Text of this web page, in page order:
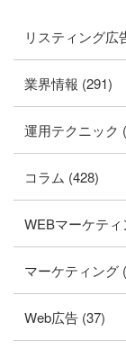
リスティング広
業界情報 (291)
運用テクニック
コラム (428)
WEBマーケティ
マーケティング
Web広告 (37)